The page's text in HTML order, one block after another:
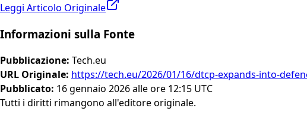
Leggi Articolo Originale
Informazioni sulla Fonte
Pubblicazione: Tech.eu
URL Originale: https://tech.eu/2026/01/16/dtcp-expands-into-
Pubblicato: 16 gennaio 2026 alle ore 12:15 UTC
Tutti i diritti rimangono all'editore originale.